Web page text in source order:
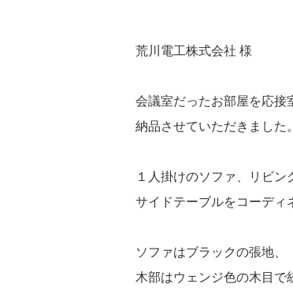
荒川電工株式会社 様
会議室だったお部屋を応接
納品させていただきました。
１人掛けのソファ、リビン
サイドテーブルをコーディ
ソファはブラックの張地、
木部はウェンジ色の木目で